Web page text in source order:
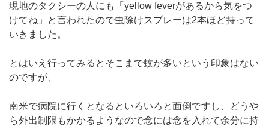
現地のタクシーの人にも「yellow feverがあるから気をつ
けてね」と言われたので虫除けスプレーは2本ほど持って
いきました。
とはいえ行ってみるとそこまで蚊が多いという印象はない
のですが、
南米で病院に行くとなるといろいろと面倒ですし、どうや
ら外出制限もかかるようなので念には念を入れて余分に持